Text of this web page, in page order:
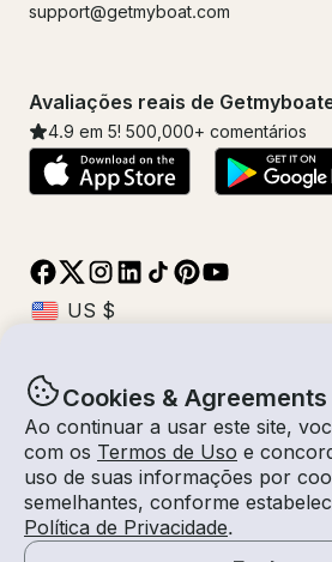
Cookies & Agreements
Ao continuar a usar este site,
com os Termos de Uso e
uso de suas informações por
semelhantes, conforme
Política de Privacidade.
support@getmyboat.com
Avaliações reais de
4.9 em 5! 500,000+ comentários
© Getmyboat 2026Termos
08 ago 2026
4 horas2 Convidados
Com Capitão